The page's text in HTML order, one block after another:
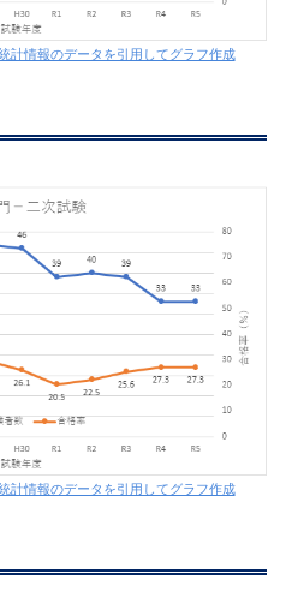
情報のデータを引用してグラフ作成
情報のデータを引用してグラフ作成